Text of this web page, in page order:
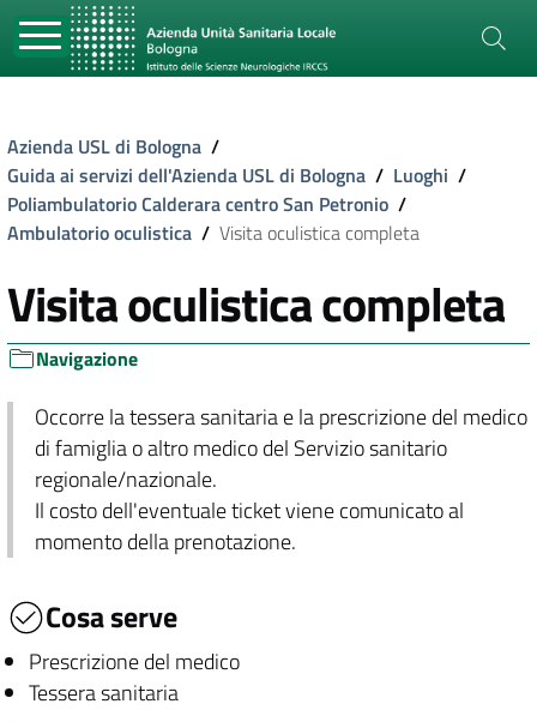
Azienda USL di Bologna /
Guida ai servizi dell'Azienda USL di Bologna / Luoghi /
Poliambulatorio Calderara centro San Petronio /
Ambulatorio oculistica / Visita oculistica completa
Visita oculistica completa
Navigazione
Occorre la tessera sanitaria e la prescrizione del medico
di famiglia o altro medico del Servizio sanitario
regionale/nazionale.
Il costo dell'eventuale ticket viene comunicato al
momento della prenotazione.
Cosa serve
Prescrizione del medico
Tessera sanitaria